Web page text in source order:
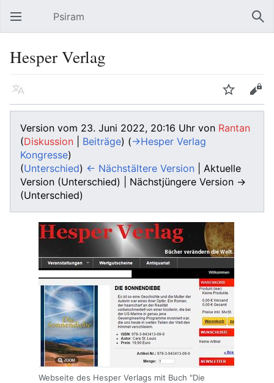
Hauptmenü öffnen Psiram
Hesper Verlag
Sprache Beobachten Bearbeiten
Version vom 23. Juni 2022, 20:16 Uhr von Rantan
(Diskussion Beiträge) (→‎Hesper Verlag
Kongresse)
(Unterschied) ← Nächstältere Version | Aktuelle
Version (Unterschied) | Nächstjüngere Version →
(Unterschied)
Webseite des Hesper Verlags mit Buch "Die